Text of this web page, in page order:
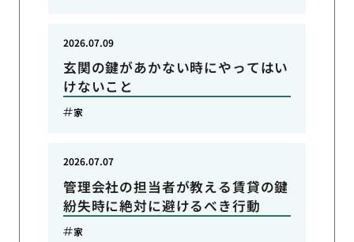
玄関の鍵があかない時にやってはい
けないこと
2026.07.09
家
管理会社の担当者が教える賃貸の鍵
紛失時に絶対に避けるべき行動
2026.07.07
家